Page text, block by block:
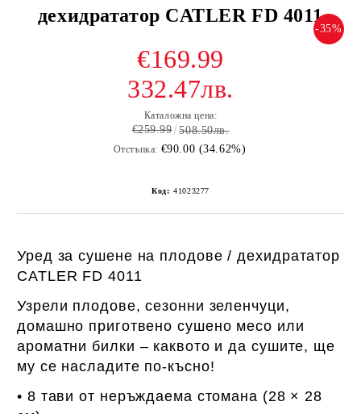
дехидрататор CATLER FD 4011
-35%
€169.99
332.47лв.
Каталожна цена:
€259.99 508.50лв.
Отстъпка: €90.00 (34.62%)
Код: 41023277
Уред за сушене на плодове /дехидрататор
CATLER FD 4011
Узрели плодове, сезонни зеленчуци,
домашно приготвено сушено месо или
ароматни билки – каквото и да сушите, ще
му се насладите по-късно!
• 8 тави от неръждаема стомана (28 × 28